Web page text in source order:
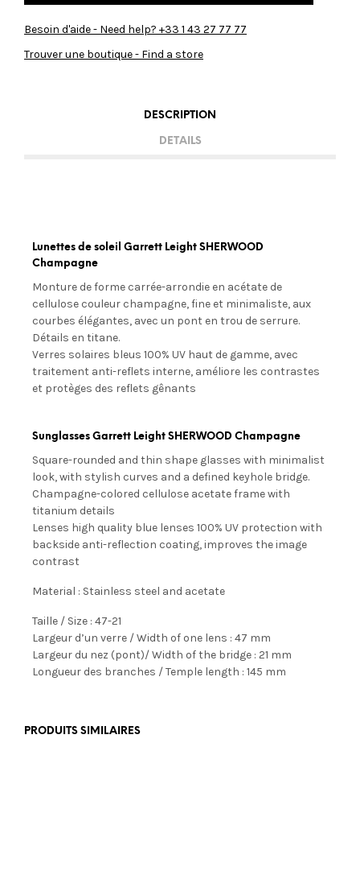
Besoin d'aide - Need help? +33 1 43 27 77 77
Trouver une boutique - Find a store
DESCRIPTION
DETAILS
Lunettes de soleil Garrett Leight SHERWOOD
Champagne
Monture de forme carrée-arrondie en acétate de
cellulose couleur champagne, fine et minimaliste, aux
courbes élégantes, avec un pont en trou de serrure.
Détails en titane.
Verres solaires bleus 100% UV haut de gamme, avec
traitement anti-reflets interne, améliore les contrastes
et protèges des reflets gênants
Sunglasses Garrett Leight SHERWOOD Champagne
Square-rounded and thin shape glasses with minimalist
look, with stylish curves and a defined keyhole bridge.
Champagne-colored cellulose acetate frame with
titanium details
Lenses high quality blue lenses 100% UV protection with
backside anti-reflection coating, improves the image
contrast
Material : Stainless steel and acetate
Taille / Size : 47-21
Largeur d’un verre / Width of one lens : 47 mm
Largeur du nez (pont)/ Width of the bridge : 21 mm
Longueur des branches / Temple length : 145 mm
PRODUITS SIMILAIRES